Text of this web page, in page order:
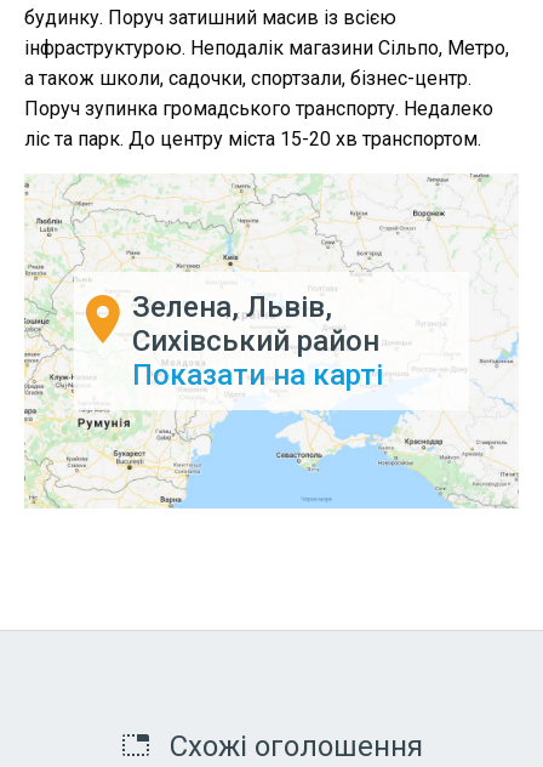
будинку. Поруч затишний масив із всією
інфраструктурою. Неподалік магазини Сільпо, Метро,
а також школи, садочки, спортзали, бізнес-центр.
Поруч зупинка громадського транспорту. Недалеко
ліс та парк. До центру міста 15-20 хв транспортом.
Зелена, Львів,
Сихівський район
Показати на карті
Схожі оголошення